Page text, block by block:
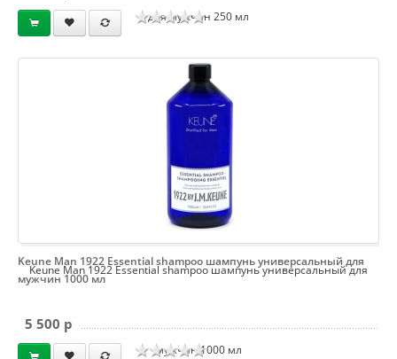
для мужчин 250 мл
Keune Man 1922 Essential shampoo шампунь универсальный для
мужчин 1000 мл
Keune Man 1922 Essential shampoo шампунь универсальный для
мужчин 1000 мл
5 500 p